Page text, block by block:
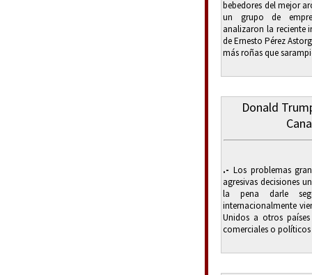
bebedores del mejor
un grupo de
analizaron la reciente
de Ernesto Pérez
más roñas que
Donald
.- Los problemas
agresivas decisiones
la pena darle
internacionalmente
Unidos a otros
comerciales o